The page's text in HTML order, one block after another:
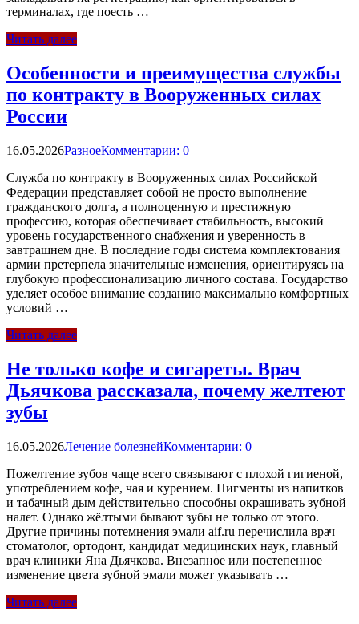
терминалах, где поесть …
Читать далее
Особенности и преимущества службы
по контракту в Вооруженных силах
России
16.05.2026РазноеКомментарии: 0
Служба по контракту в Вооруженных силах Российской
Федерации представляет собой не просто выполнение
гражданского долга, а полноценную и престижную
профессию, которая обеспечивает стабильность, высокий
уровень государственного снабжения и уверенность в
завтрашнем дне. В последние годы система комплектования
армии претерпела значительные изменения, ориентируясь на
глубокую профессионализацию личного состава. Государство
уделяет особое внимание созданию максимально комфортных
условий …
Читать далее
Не только кофе и сигареты. Врач
Дьячкова рассказала, почему желтеют
зубы
16.05.2026Лечение болезнейКомментарии: 0
Пожелтение зубов чаще всего связывают с плохой гигиеной,
употреблением кофе, чая и курением. Пигменты из напитков
и табачный дым действительно способны окрашивать зубной
налет. Однако жёлтыми бывают зубы не только от этого.
Другие причины потемнения эмали aif.ru перечислила врач
стоматолог, ортодонт, кандидат медицинских наук, главный
врач клиники Яна Дьячкова. Внезапное или постепенное
изменение цвета зубной эмали может указывать …
Читать далее